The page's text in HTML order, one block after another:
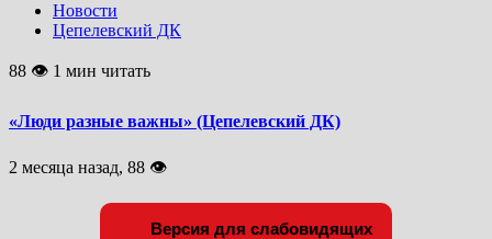
Новости
Цепелевский ДК
88 👁 1 мин читать
«Люди разные важны» (Цепелевский ДК)
2 месяца назад, 88 👁
Версия для слабовидящих